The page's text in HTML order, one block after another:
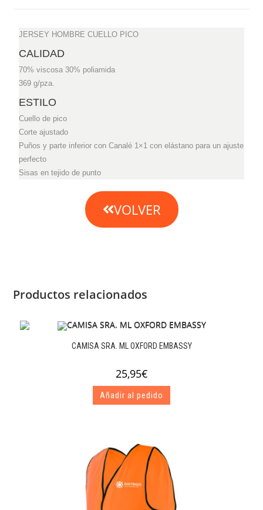
JERSEY HOMBRE CUELLO PICO
CALIDAD
70% viscosa 30% poliamida
369 g/pza.
ESTILO
Cuello de pico
Corte ajustado
Puños y parte inferior con Canalé 1×1 con elástano para un ajuste
perfecto
Sisas en tejido de punto
VOLVER
Productos relacionados
CAMISA SRA. ML OXFORD EMBASSY
25,95€
Añadir al pedido